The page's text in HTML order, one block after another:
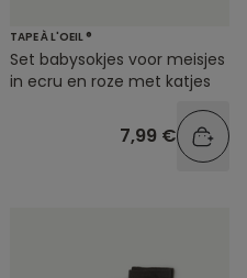
TAPE À L'OEIL ®
Set babysokjes voor meisjes
in ecru en roze met katjes
7,99 €